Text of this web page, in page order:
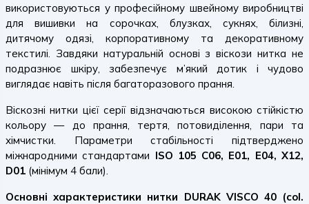
використовуються у професійному швейному виробництві
для вишивки на сорочках, блузках, сукнях, білизні,
дитячому одязі, корпоративному та декоративному
текстилі. Завдяки натуральній основі з віскози нитка не
подразнює шкіру, забезпечує м’який дотик і чудово
виглядає навіть після багаторазового прання.
Віскозні нитки цієї серії відзначаються високою стійкістю
кольору — до прання, тертя, потовиділення, пари та
хімчистки. Параметри стабільності підтверджено
міжнародними стандартами ISO 105 C06, E01, E04, X12,
D01 (мінімум 4 бали).
Основні характеристики нитки DURAK VISCO 40 (col.